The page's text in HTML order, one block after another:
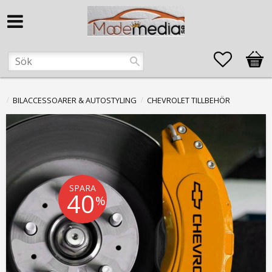
Favoriter
BILACCESSOARER & AUTOSTYLING CHEVROLET TILLBEHÖR
SPARA
40%